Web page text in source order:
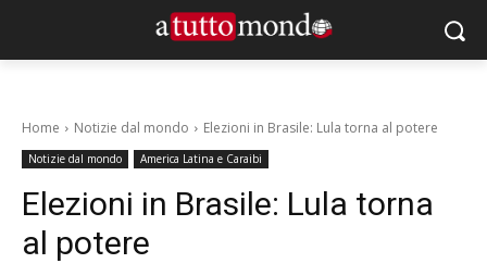
Home Notizie dal mondo Elezioni in Brasile: Lula torna al potere
Notizie dal mondo America Latina e Caraibi
Elezioni in Brasile: Lula torna
al potere